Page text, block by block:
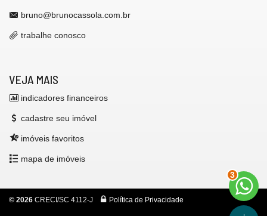
bruno@brunocassola.com.br
trabalhe conosco
VEJA MAIS
indicadores financeiros
cadastre seu imóvel
imóveis favoritos
mapa de imóveis
© 2026 CRECI/SC 4112-J Política de Privacidade
3